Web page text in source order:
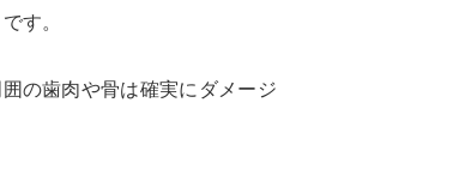
す。
の歯肉や骨は確実にダメージ